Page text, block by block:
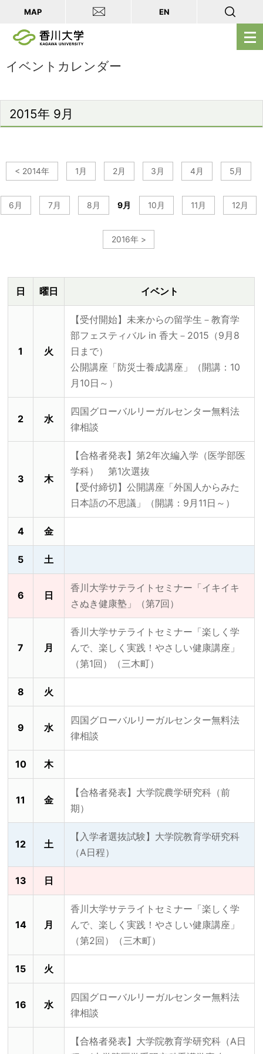
メ
ニ
く
MAP EN
イベントカレンダー
2015年 9月
< 2014年 1月 2月 3月 4月 5月
6月 7月 8月 9月 10月 11月 12月
2016年 >
日 曜日 イベント
1 火
【受付開始】未来からの留学生－教育学
部フェスティバル in 香大－2015（9月8
日まで）
公開講座「防災士養成講座」（開講：10
月10日～）
2 水
四国グローバルリーガルセンター無料法
律相談
3 木
【合格者発表】第2年次編入学（医学部医
学科） 第1次選抜
【受付締切】公開講座「外国人からみた
日本語の不思議」（開講：9月11日～）
4 金
5 土
6 日
香川大学サテライトセミナー「イキイキ
さぬき健康塾」（第7回）
7 月
香川大学サテライトセミナー「楽しく学
んで、楽しく実践！やさしい健康講座」
（第1回）（三木町）
8 火
9 水
四国グローバルリーガルセンター無料法
律相談
10 木
11 金
【合格者発表】大学院農学研究科（前
期）
12 土
【入学者選抜試験】大学院教育学研究科
（A日程）
13 日
14 月
香川大学サテライトセミナー「楽しく学
んで、楽しく実践！やさしい健康講座」
（第2回）（三木町）
15 火
16 水
四国グローバルリーガルセンター無料法
律相談
【合格者発表】大学院教育学研究科（A日